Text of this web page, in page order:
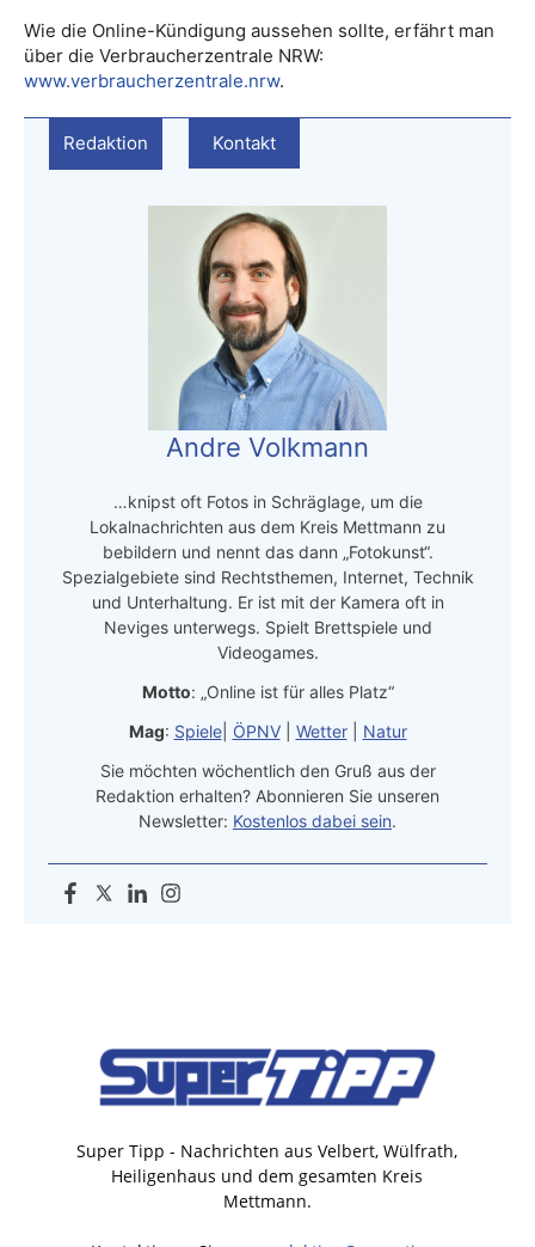
Wie die Online-Kündigung aussehen sollte, erfährt man
über die Verbraucherzentrale NRW:
www.verbraucherzentrale.nrw.
Redaktion Kontakt
Andre Volkmann
…knipst oft Fotos in Schräglage, um die
Lokalnachrichten aus dem Kreis Mettmann zu
bebildern und nennt das dann „Fotokunst“.
Spezialgebiete sind Rechtsthemen, Internet, Technik
und Unterhaltung. Er ist mit der Kamera oft in
Neviges unterwegs. Spielt Brettspiele und
Videogames.
Motto: „Online ist für alles Platz“
Mag: Spiele| ÖPNV| Wetter| Natur
Sie möchten wöchentlich den Gruß aus der
Redaktion erhalten? Abonnieren Sie unseren
Newsletter: Kostenlos dabei sein.
Super Tipp - Nachrichten aus Velbert, Wülfrath,
Heiligenhaus und dem gesamten Kreis
Mettmann.